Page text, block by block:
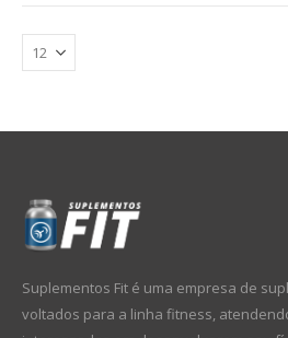
Suplementos Fit é uma empresa de
voltados para a linha fitness,